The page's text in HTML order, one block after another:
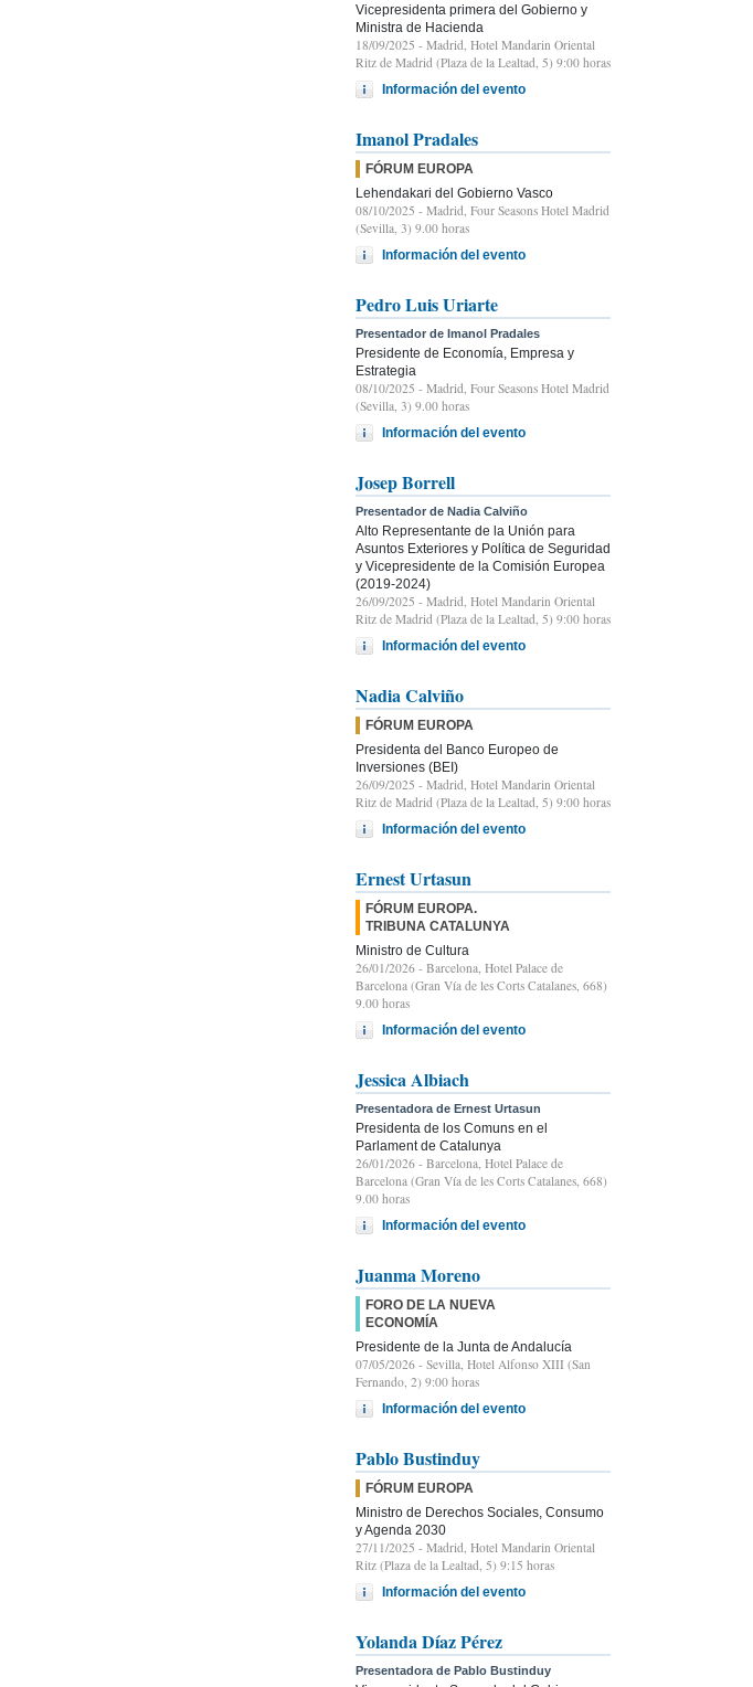
Vicepresidenta primera del Gobierno y
Ministra de Hacienda
18/09/2025 - Madrid, Hotel Mandarin Oriental
Ritz de Madrid (Plaza de la Lealtad, 5) 9:00 horas
Información del evento
Imanol Pradales
FÓRUM EUROPA
Lehendakari del Gobierno Vasco
08/10/2025 - Madrid, Four Seasons Hotel Madrid
(Sevilla, 3) 9.00 horas
Información del evento
Pedro Luis Uriarte
Presentador de Imanol Pradales
Presidente de Economía, Empresa y
Estrategia
08/10/2025 - Madrid, Four Seasons Hotel Madrid
(Sevilla, 3) 9.00 horas
Información del evento
Josep Borrell
Presentador de Nadia Calviño
Alto Representante de la Unión para
Asuntos Exteriores y Política de Seguridad
y Vicepresidente de la Comisión Europea
(2019-2024)
26/09/2025 - Madrid, Hotel Mandarin Oriental
Ritz de Madrid (Plaza de la Lealtad, 5) 9:00 horas
Información del evento
Nadia Calviño
FÓRUM EUROPA
Presidenta del Banco Europeo de
Inversiones (BEI)
26/09/2025 - Madrid, Hotel Mandarin Oriental
Ritz de Madrid (Plaza de la Lealtad, 5) 9:00 horas
Información del evento
Ernest Urtasun
FÓRUM EUROPA.
TRIBUNA CATALUNYA
Ministro de Cultura
26/01/2026 - Barcelona, Hotel Palace de
Barcelona (Gran Vía de les Corts Catalanes, 668)
9.00 horas
Información del evento
Jessica Albiach
Presentadora de Ernest Urtasun
Presidenta de los Comuns en el
Parlament de Catalunya
26/01/2026 - Barcelona, Hotel Palace de
Barcelona (Gran Vía de les Corts Catalanes, 668)
9.00 horas
Información del evento
Juanma Moreno
FORO DE LA NUEVA
ECONOMÍA
Presidente de la Junta de Andalucía
07/05/2026 - Sevilla, Hotel Alfonso XIII (San
Fernando, 2) 9:00 horas
Información del evento
Pablo Bustinduy
FÓRUM EUROPA
Ministro de Derechos Sociales, Consumo
y Agenda 2030
27/11/2025 - Madrid, Hotel Mandarin Oriental
Ritz (Plaza de la Lealtad, 5) 9:15 horas
Información del evento
Yolanda Díaz Pérez
Presentadora de Pablo Bustinduy